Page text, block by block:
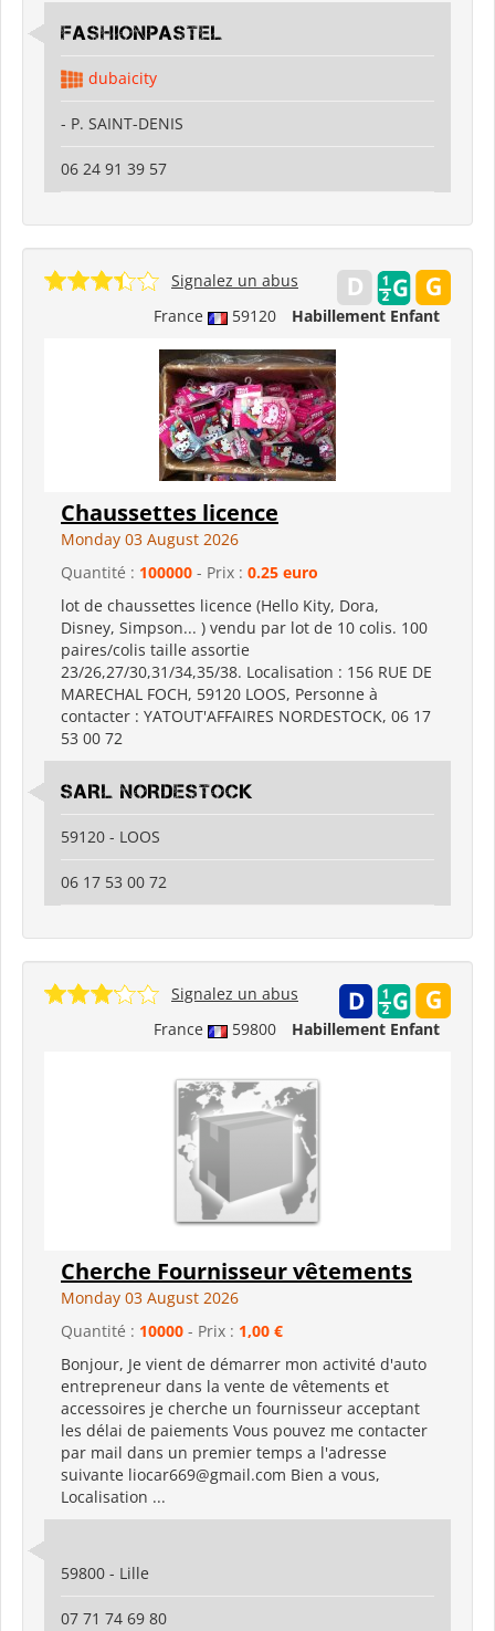
fashionpastel
dubaicity
- P. SAINT-DENIS
06 24 91 39 57
France 59120 Habillement Enfant
Signalez un abus
Chaussettes licence
Monday 03 August 2026
Quantité : 100000 - Prix : 0.25 euro
lot de chaussettes licence (Hello Kity, Dora,
Disney, Simpson... ) vendu par lot de 10 colis. 100
paires/colis taille assortie
23/26,27/30,31/34,35/38. Localisation : 156 RUE DE
MARECHAL FOCH, 59120 LOOS, Personne à
contacter : YATOUT'AFFAIRES NORDESTOCK, 06 17
53 00 72
SARL NORDESTOCK
59120 - LOOS
06 17 53 00 72
France 59800 Habillement Enfant
Signalez un abus
Cherche Fournisseur vêtements
Monday 03 August 2026
Quantité : 10000 - Prix : 1,00 €
Bonjour, Je vient de démarrer mon activité d'auto
entrepreneur dans la vente de vêtements et
accessoires je cherche un fournisseur acceptant
les délai de paiements Vous pouvez me contacter
par mail dans un premier temps a l'adresse
suivante liocar669@gmail.com Bien a vous,
Localisation ...
59800 - Lille
07 71 74 69 80